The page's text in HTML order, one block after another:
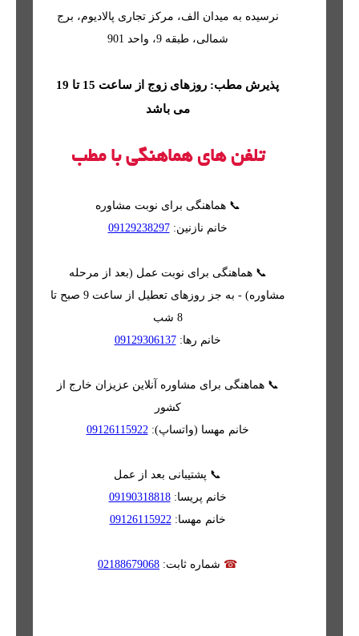
نرسیده به میدان الف، مرکز تجاری پالادیوم، برج
شمالی، طبقه 9، واحد 901
پذیرش مطب: روزهای زوج از ساعت 15 تا 19
می باشد
تلفن های هماهنگی با مطب
📞 هماهنگی برای نوبت مشاوره
خانم نازنین:09129238297
📞 هماهنگی برای نوبت عمل (بعد از مرحله
مشاوره) - به جز روزهای تعطیل از ساعت 9 صبح تا
8 شب
خانم رها:09129306137
📞 هماهنگی برای مشاوره آنلاین عزیزان خارج از
کشور
خانم مهسا (واتساپ): 09126115922
📞 پشتیبانی بعد از عمل
خانم پریسا:09190318818
خانم مهسا: 09126115922
☎ شماره ثابت: 02188679068